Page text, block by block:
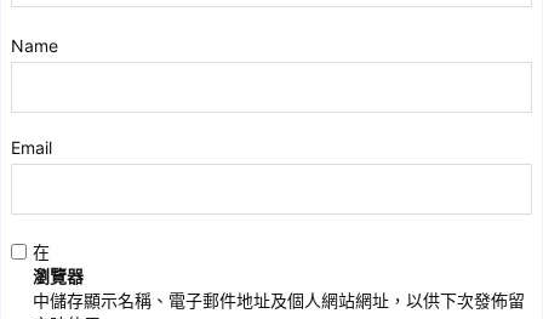
Name
Email
在
瀏覽器
中儲存顯示名稱、電子郵件地址及個人網站網址，以供下次發佈留